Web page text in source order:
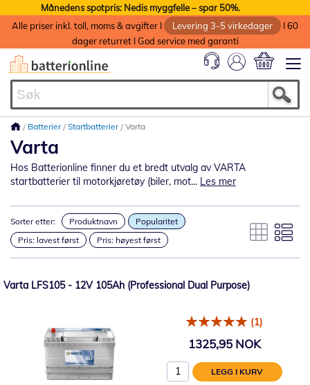
Månedens spotpris: Nedis myggfelle – spar 50%.
Alle priser inkl. toll, moms & avgifter I
Levering 3-5 virkedager
I 60
dager returret I God service med garanti
Batterier Startbatterier Varta
Varta
Hos Batterionline finner du et bredt utvalg av VARTA
startbatterier til motorkjøretøy (biler, mot... Les mer
Sorter etter: Produktnavn
Popularitet
Pris: lavest først
Pris: høyest først
Varta LFS105 - 12V 105Ah (Professional Dual Purpose)
(1)
1325,95 NOK
LEGG I KURV